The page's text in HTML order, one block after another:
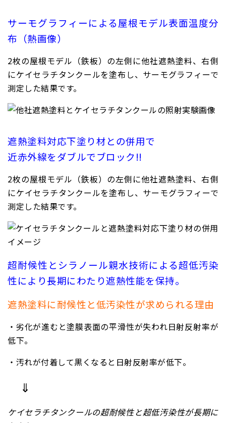
サーモグラフィーによる屋根モデル表面温度分
布（熱画像）
2枚の屋根モデル（鉄板）の左側に他社遮熱塗料、右側
にケイセラチタンクールを塗布し、サーモグラフィーで
測定した結果です。
遮熱塗料対応下塗り材との併用で
近赤外線をダブルでブロック!!
2枚の屋根モデル（鉄板）の左側に他社遮熱塗料、右側
にケイセラチタンクールを塗布し、サーモグラフィーで
測定した結果です。
超耐候性とシラノール親水技術による超低汚染
性により長期にわたり遮熱性能を保持。
遮熱塗料に耐候性と低汚染性が求められる理由
・劣化が進むと塗膜表面の平滑性が失われ日射反射率が
低下。
・ 汚れが付着して黒くなると 日射反射率が低下。
⇓
ケイセラチタンクールの超耐候性と超低汚染性が長期に